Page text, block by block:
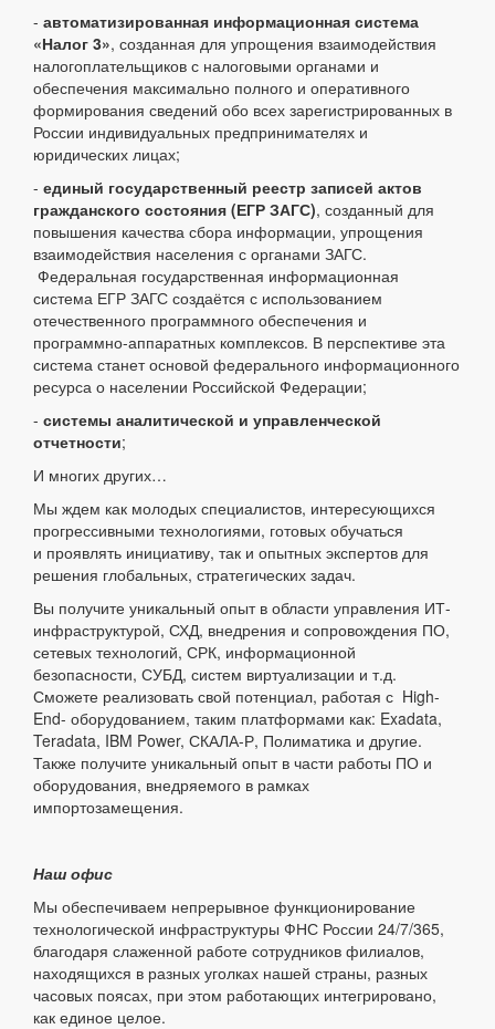
- автоматизированная информационная система
«Налог 3», созданная для упрощения взаимодействия
налогоплательщиков с налоговыми органами и
обеспечения максимально полного и оперативного
формирования сведений обо всех зарегистрированных в
России индивидуальных предпринимателях и
юридических лицах;
- единый государственный реестр записей актов
гражданского состояния (ЕГР ЗАГС), созданный для
повышения качества сбора информации, упрощения
взаимодействия населения с органами ЗАГС.
Федеральная государственная информационная
система ЕГР ЗАГС создаётся с использованием
отечественного программного обеспечения и
программно-аппаратных комплексов. В перспективе эта
система станет основой федерального информационного
ресурса о населении Российской Федерации;
- системы аналитической и управленческой
отчетности;
И многих других…
Мы ждем как молодых специалистов, интересующихся
прогрессивными технологиями, готовых обучаться
и проявлять инициативу, так и опытных экспертов для
решения глобальных, стратегических задач.
Вы получите уникальный опыт в области управления ИТ-
инфраструктурой, СХД, внедрения и сопровождения ПО,
сетевых технологий, СРК, информационной
безопасности, СУБД, систем виртуализации и т.д.
Сможете реализовать свой потенциал, работая с High-
End- оборудованием, таким платформами как: Exadata,
Teradata, IBM Power, СКАЛА-Р, Полиматика и другие.
Также получите уникальный опыт в части работы ПО и
оборудования, внедряемого в рамках
импортозамещения.
Наш офис
Мы обеспечиваем непрерывное функционирование
технологической инфраструктуры ФНС России 24/7/365,
благодаря слаженной работе сотрудников филиалов,
находящихся в разных уголках нашей страны, разных
часовых поясах, при этом работающих интегрировано,
как единое целое.